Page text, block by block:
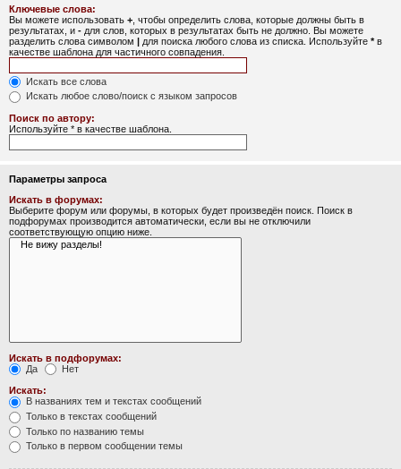
Ключевые слова:
Вы можете использовать + , чтобы определить слова, которые должны быть в
результатах, и - для слов, которых в результатах быть не должно. Вы можете
разделить слова символом | для поиска любого слова из списка. Используйте *в
качестве шаблона для частичного совпадения.
Искать все слова
Искать любое слово/поиск с языком запросов
Поиск по автору:
Используйте * в качестве шаблона.
Параметры запроса
Искать в форумах:
Выберите форум или форумы, в которых будет произведён поиск. Поиск в
подфорумах производится автоматически, если вы не отключили
соответствующую опцию ниже.
Искать в подфорумах:
Да
Нет
Искать:
В названиях тем и текстах сообщений
Только в текстах сообщений
Только по названию темы
Только в первом сообщении темы